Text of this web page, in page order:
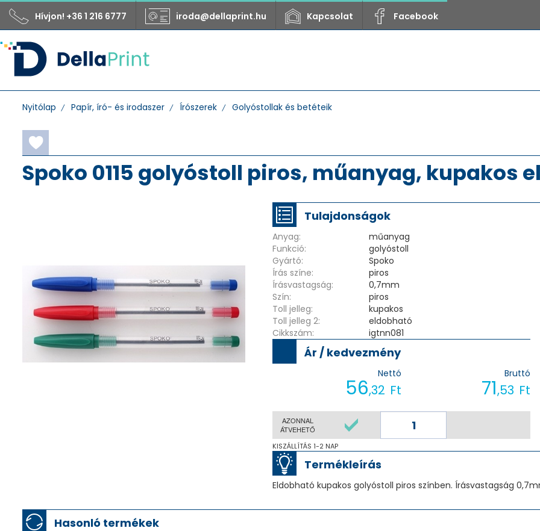
Hívjon! +36 1 216 6777 iroda@dellaprint.hu Kapcsolat Facebook
Nyitólap Papír, író- és irodaszer Írószerek Golyóstollak és betéteik
Spoko 0115 golyóstoll piros, műanyag, kupakos
Tulajdonságok
Anyag:
műanyag
Funkció:
golyóstoll
Gyártó:
Spoko
Írás színe:
piros
Írásvastagság:
0,7mm
Szín:
piros
Toll jelleg:
kupakos
Toll jelleg 2:
eldobható
Cikkszám:
igtnn081
Ár / kedvezmény
Nettó
56,32 Ft
Bruttó
71,53 Ft
AZONNAL
ÁTVEHETŐ
KISZÁLLÍTÁS 1-2 NAP
Termékleírás
Eldobható kupakos golyóstoll piros színben. Írásvastagság
Hasonló termékek